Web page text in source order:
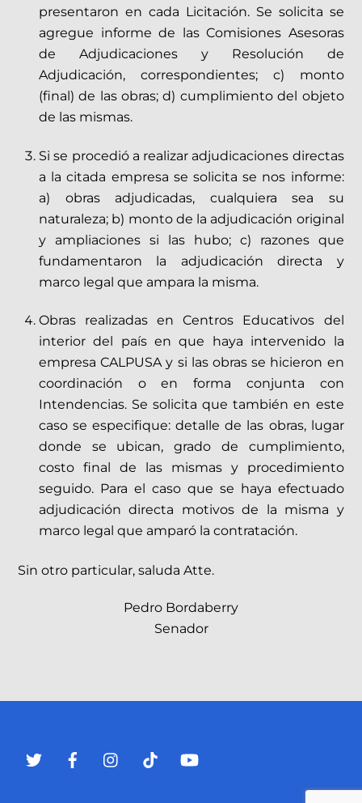
presentaron en cada Licitación. Se solicita se
agregue informe de las Comisiones Asesoras
de Adjudicaciones y Resolución de
Adjudicación, correspondientes; c) monto
(final) de las obras;d) cumplimiento del objeto
de las mismas.
Si se procedió a realizar adjudicaciones directas
a la citada empresa se solicita se nos informe:
a) obras adjudicadas, cualquiera sea su
naturaleza; b) monto de la adjudicación original
y ampliaciones si las hubo; c) razones que
fundamentaron la adjudicación directa y
marco legal que ampara la misma.
Obras realizadas en Centros Educativos del
interior del país en que haya intervenido la
empresa CALPUSA y si las obras se hicieron en
coordinación o en forma conjunta con
Intendencias. Se solicita que también en este
caso se especifique: detalle de las obras, lugar
donde se ubican, grado de cumplimiento,
costo final de las mismas y procedimiento
seguido. Para el caso que se haya efectuado
adjudicación directa motivos de la misma y
marco legal que amparó la contratación.
Sin otro particular, saluda Atte.
Pedro Bordaberry
Senador